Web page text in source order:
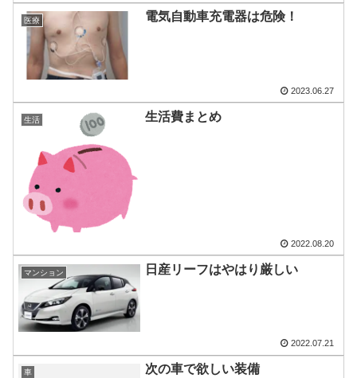
医療 電気自動車充電器は危険！
2023.06.27
生活 生活費まとめ
2022.08.20
マンション 日産リーフはやはり厳しい
2022.07.21
車 次の車で欲しい装備